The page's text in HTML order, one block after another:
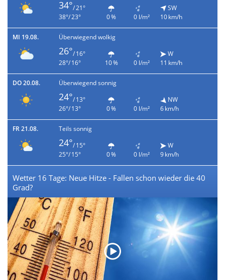
34°/ 21°
38°/ 23°
0 % 0 l/m²
SW
10 km/h
MI 19.08. Überwiegend wolkig
26°/ 16°
28°/ 16°
10 % 0 l/m²
W
11 km/h
DO 20.08. Überwiegend sonnig
24°/ 13°
26°/ 13°
0 % 0 l/m²
NW
6 km/h
FR 21.08. Teils sonnig
24°/ 15°
25°/ 15°
0 % 0 l/m²
W
9 km/h
Wetter 16 Tage: Neue Hitze - Fallen schon wieder die 40
Grad?